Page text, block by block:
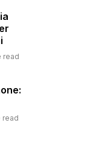
read
read